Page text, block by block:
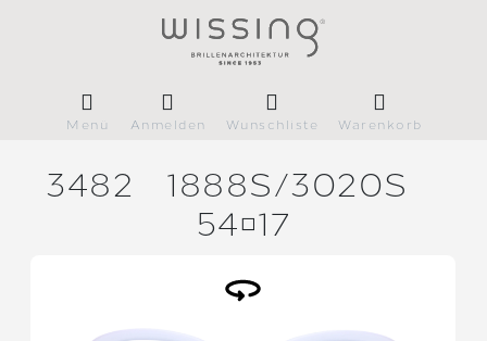
Menü Anmelden Wunschliste Warenkorb
3482 1888S/3020S
5417